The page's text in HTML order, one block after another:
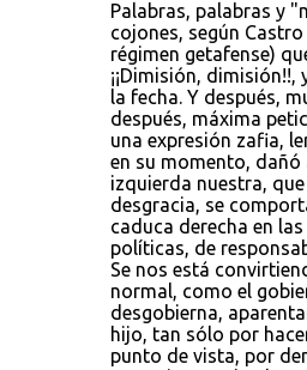
Palabras, palabras y
cojones, según
régimen getafense)
¡¡Dimisión,
la fecha. Y después,
después, máxima
una expresión zafia,
en su momento,
izquierda nuestra,
desgracia, se
caduca derecha en
políticas, de
Se nos está
normal, como el
desgobierna,
hijo, tan sólo por
punto de vista, por